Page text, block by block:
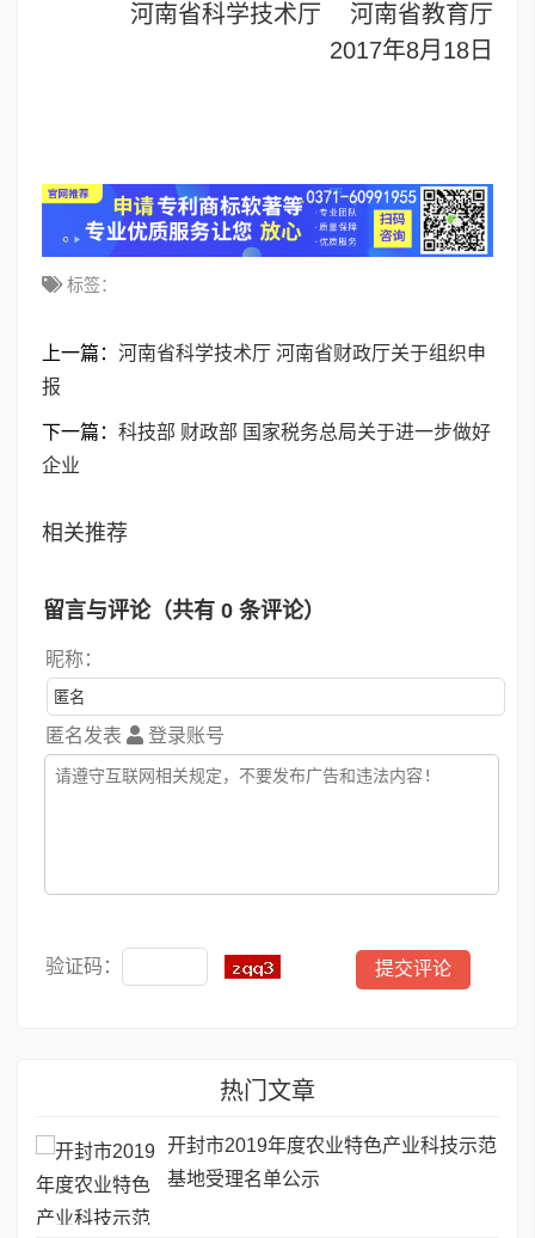
河南省科学技术厅 河南省教育厅
2017年8月18日
标签：
上一篇： 河南省科学技术厅 河南省财政厅关于组织申
报
下一篇： 科技部 财政部 国家税务总局关于进一步做好
企业
相关推荐
留言与评论（共有 0 条评论）
昵称：
匿名发表 登录账号
验证码：
热门文章
开封市2019年度农业特色产业科技示范
基地受理名单公示